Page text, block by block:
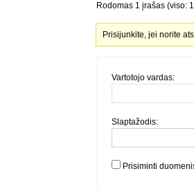
Rodomas 1 įrašas (viso:
Prisijunkite, jei norite
Vartotojo vardas:
Slaptažodis:
Prisiminti